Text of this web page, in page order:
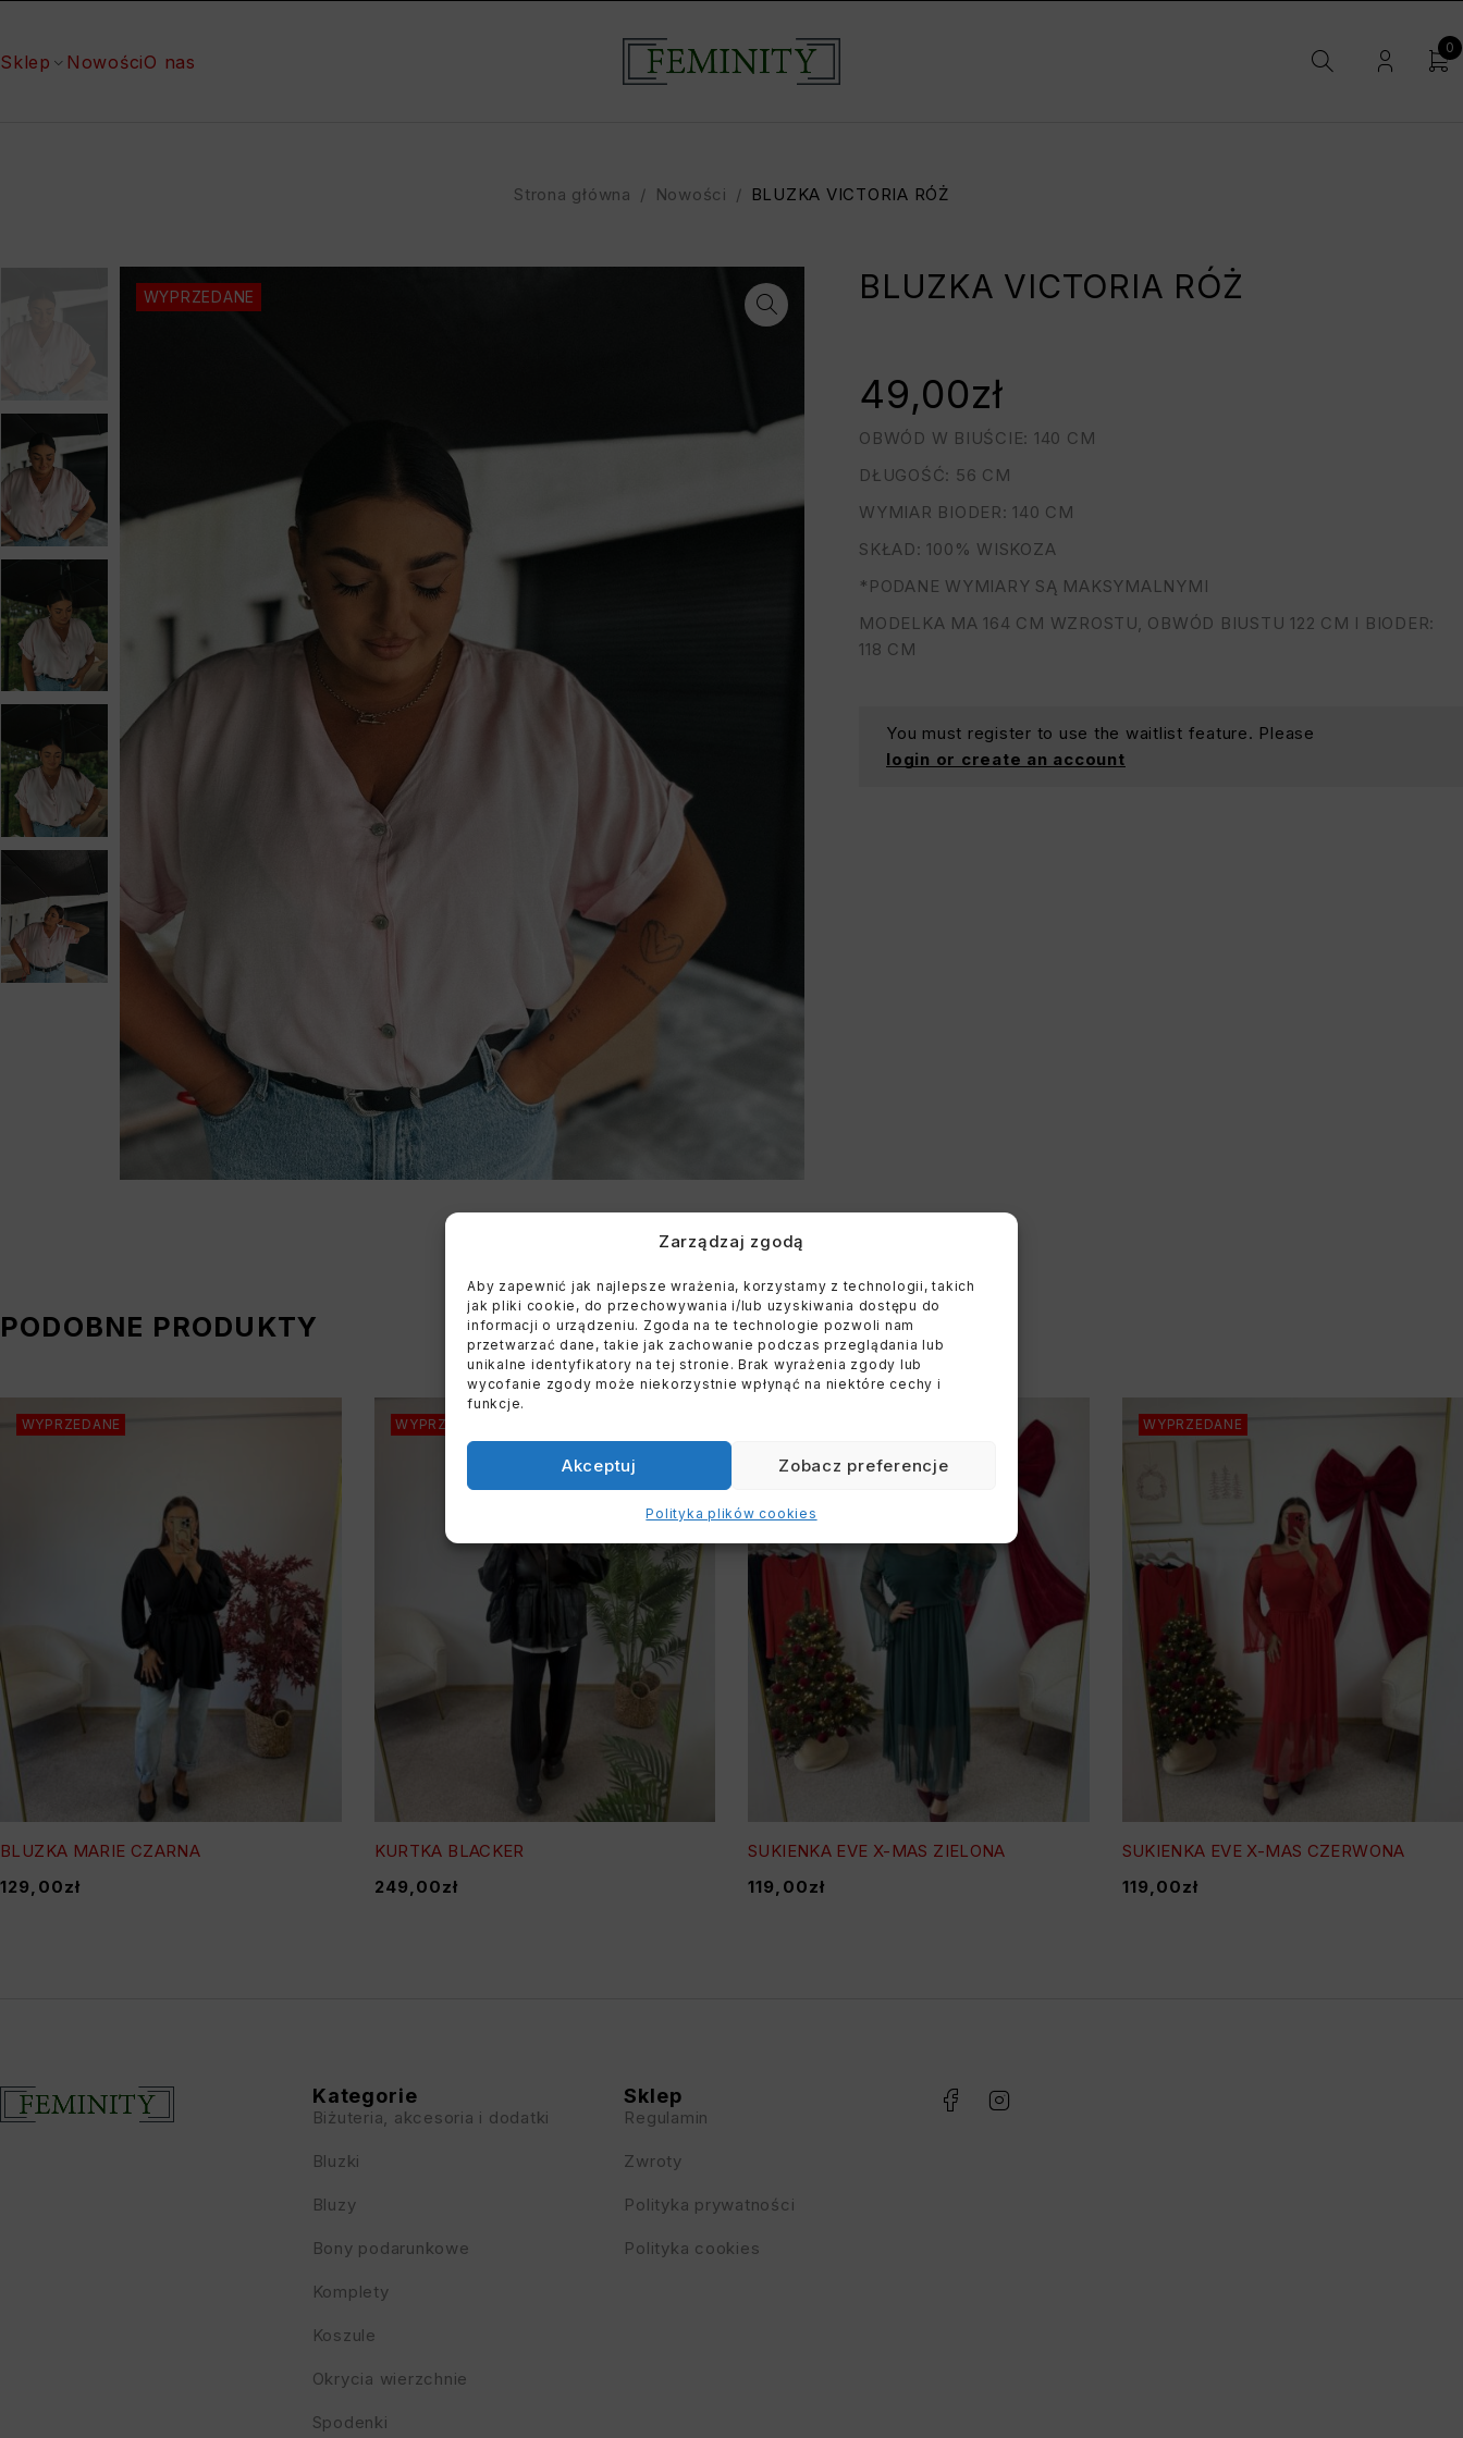
Zarządzaj zgodą
Aby zapewnić jak najlepsze wrażenia, korzystamy z technologii, takich
jak pliki cookie, do przechowywania i/lub uzyskiwania dostępu do
informacji o urządzeniu. Zgoda na te technologie pozwoli nam
przetwarzać dane, takie jak zachowanie podczas przeglądania lub
unikalne identyfikatory na tej stronie. Brak wyrażenia zgody lub
wycofanie zgody może niekorzystnie wpłynąć na niektóre cechy i
funkcje.
Akceptuj Zobacz preferencje
Polityka plików cookies
Sklep NowościO nas
0
Strona główna / Nowości / BLUZKA VICTORIA RÓŻ
WYPRZEDANE BLUZKA VICTORIA RÓŻ
OBWÓD W BIUŚCIE: 140 CM
DŁUGOŚĆ: 56 CM
WYMIAR BIODER: 140 CM
SKŁAD: 100% WISKOZA
*PODANE WYMIARY SĄ MAKSYMALNYMI
MODELKA MA 164 CM WZROSTU, OBWÓD BIUSTU 122 CM I BIODER:
118 CM
49,00zł
You must register to use the waitlist feature. Please
login or create an account
PODOBNE PRODUKTY
WYPRZEDANE
BLUZKA MARIE CZARNA
129,00zł
WYPRZEDANE
KURTKA BLACKER
249,00zł
SUKIENKA EVE X-MAS ZIELONA
119,00zł
WYPRZEDANE
SUKIENKA EVE X-MAS CZERWONA
119,00zł
Kategorie
Biżuteria, akcesoria i dodatki
Bluzki
Bluzy
Bony podarunkowe
Komplety
Koszule
Okrycia wierzchnie
Spodenki
Sklep
Regulamin
Zwroty
Polityka prywatności
Polityka cookies